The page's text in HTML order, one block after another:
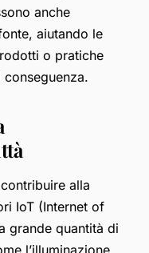
anche
aiutando le
o pratiche
alla
IoT (Internet of
grande quantità di